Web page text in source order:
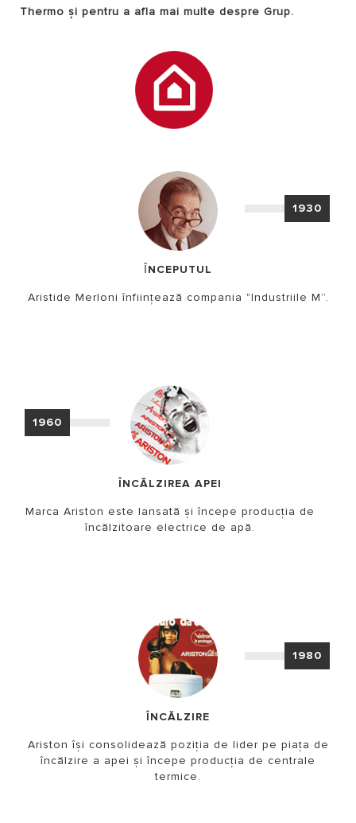
Thermo și pentru a afla mai multe despre Grup.
1930
ȊNCEPUTUL
Aristide Merloni înființează compania "Industriile M”.
1960
ÎNCĂLZIREA APEI
Marca Ariston este lansată și începe producția de
încălzitoare electrice de apă.
1980
ÎNCĂLZIRE
Ariston își consolidează poziția de lider pe piața de
încălzire a apei și începe producția de centrale
termice.